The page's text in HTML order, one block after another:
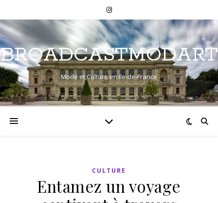
BROADCASTMODART
Mode et Culture en Ile-de-France
CULTURE
Entamez un voyage